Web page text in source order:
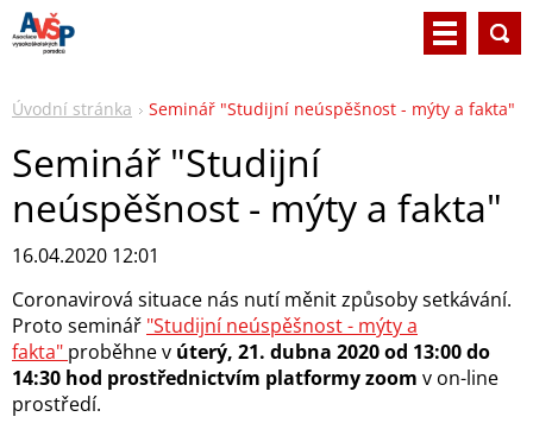
Úvodní stránka Seminář "Studijní neúspěšnost - mýty a fakta"
Seminář "Studijní
neúspěšnost - mýty a fakta"
16.04.2020 12:01
Coronavirová situace nás nutí měnit způsoby setkávání.
Proto seminář "Studijní neúspěšnost - mýty a
fakta" proběhne v úterý, 21. dubna 2020 od 13:00 do
14:30 hod prostřednictvím platformy zoom v on-line
prostředí.